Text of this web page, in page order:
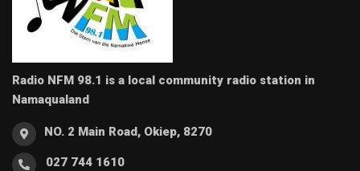
Radio NFM 98.1 is a local community radio station in
Namaqualand
NO. 2 Main Road, Okiep, 8270
027 744 1610